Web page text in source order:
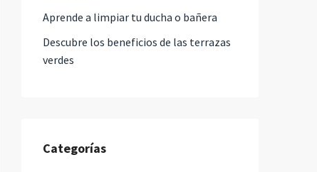
Aprende a limpiar tu ducha o bañera
Descubre los beneficios de las terrazas
verdes
Categorías